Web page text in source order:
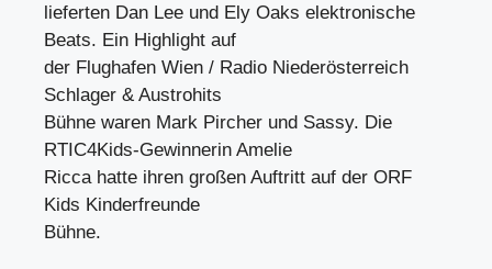
lieferten Dan Lee und Ely Oaks elektronische
Beats. Ein Highlight auf
der Flughafen Wien / Radio Niederösterreich
Schlager & Austrohits
Bühne waren Mark Pircher und Sassy. Die
RTIC4Kids-Gewinnerin Amelie
Ricca hatte ihren großen Auftritt auf der ORF
Kids Kinderfreunde
Bühne.